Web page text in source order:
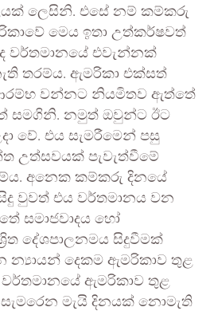
ලෙසිනි. එසේ නම් කම්කරු
මෙය ඉතා උත්කර්ෂවත්
වර්තමානයේ එවැන්නක්
තරම්ය. ඇමරිකා එක්සත්
වන්නට නියමිතව ඇත්තේ
සමගිනි. නමුත් ඔවුන්ට ඊට
වේ. එය සැමරීමෙන් පසු
උත්සවයක් පැවැත්වීමේ
අනෙක කම්කරු දිනයේ
වුවත් එය වර්තමානය වන
සමාජවාදය හෝ
දේශපාලනමය සිදුවීමක්
න්‍යායන් දෙකම ඇමරිකාව තුළ
වර්තමානයේ ඇමරිකාව තුළ
මැයි දිනයක් නොමැති